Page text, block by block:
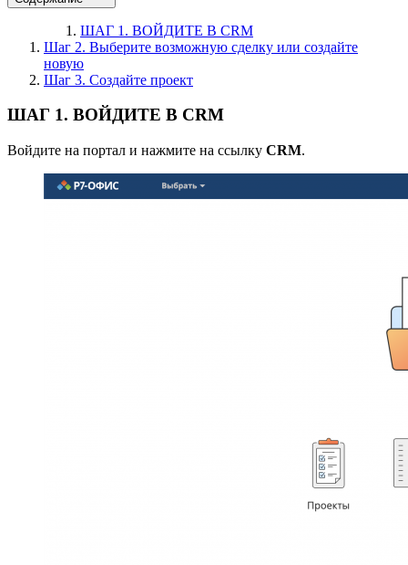
ШАГ 1. ВОЙДИТЕ В CRM
Шаг 2. Выберите возможную сделку или создайте
новую
Шаг 3. Создайте проект
ШАГ 1. ВОЙДИТЕ В CRM
Войдите на портал и нажмите на ссылку CRM.